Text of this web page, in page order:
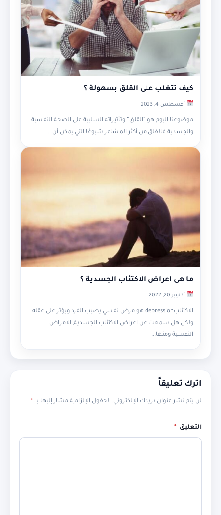
كيف تتغلب على القلق بسهولة ؟
أغسطس 4, 2023
موضوعنا اليوم هو “القلق” وتأثيراته السلبية على الصحة النفسية
والجسدية فالقلق من أكثر المشاعر شيوعًا التي يمكن أن...
ما هى اعراض الاكتئاب الجسدية ؟
أكتوبر 20, 2022
الاكتئابdepression هو مرض نفسي يصيب الفرد ويؤثر على عقله
ولكن هل سمعت عن اعراض الاكتئاب الجسدية, الامراض
النفسية ومنها...
اترك تعليقاً
لن يتم نشر عنوان بريدك الإلكتروني. الحقول الإلزامية مشار إليها بـ *
التعليق *